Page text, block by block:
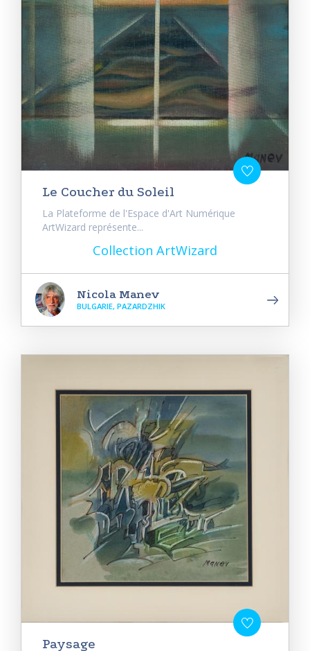
Le Coucher du Soleil
La Plateforme de l'Espace d'Art Numérique
ArtWizard représente...
Collection ArtWizard
Nicola Manev
BULGARIE, PAZARDZHIK
Paysage